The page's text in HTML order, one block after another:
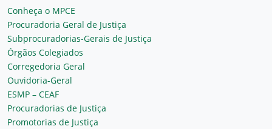
Conheça o MPCE
Procuradoria Geral de Justiça
Subprocuradorias-Gerais de Justiça
Órgãos Colegiados
Corregedoria Geral
Ouvidoria-Geral
ESMP – CEAF
Procuradorias de Justiça
Promotorias de Justiça